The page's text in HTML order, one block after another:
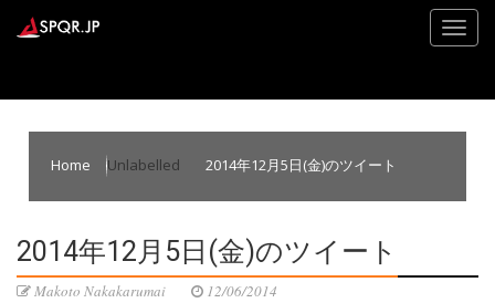
Home Unlabelled 2014年12月5日(金)のツイート
2014年12月5日(金)のツイート
Makoto Nakakarumai 12/06/2014